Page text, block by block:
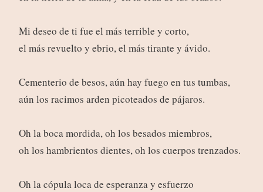
Mi deseo de ti fue el más terrible y corto,
el más revuelto y ebrio, el más tirante y ávido.
Cementerio de besos, aún hay fuego en tus tumbas,
aún los racimos arden picoteados de pájaros.
Oh la boca mordida, oh los besados miembros,
oh los hambrientos dientes, oh los cuerpos trenzados.
Oh la cópula loca de esperanza y esfuerzo